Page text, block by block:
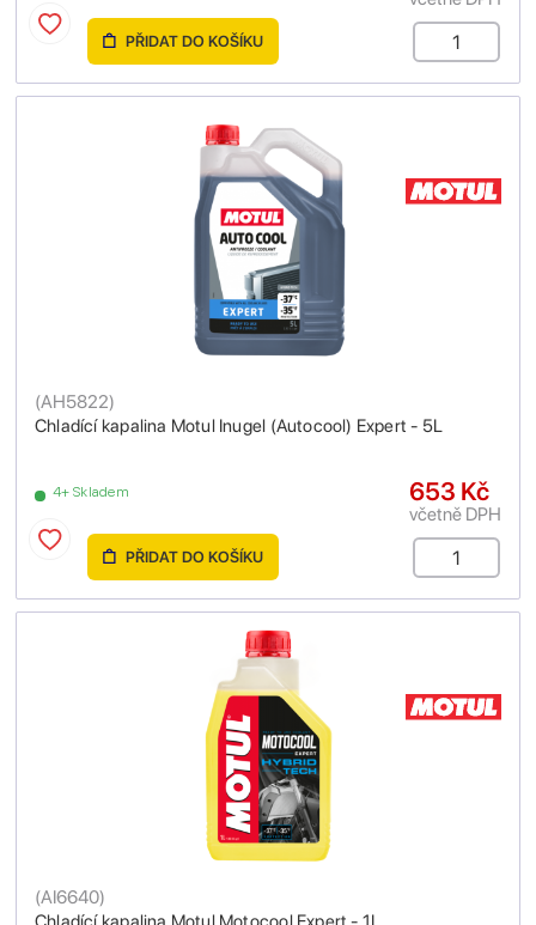
PŘIDAT DO KOŠÍKU
Chladící kapalina Motul Inugel (Autocool) Expert - 5L
(AH5822)
4+ Skladem 653 Kč
včetně DPH
PŘIDAT DO KOŠÍKU
(AI6640)